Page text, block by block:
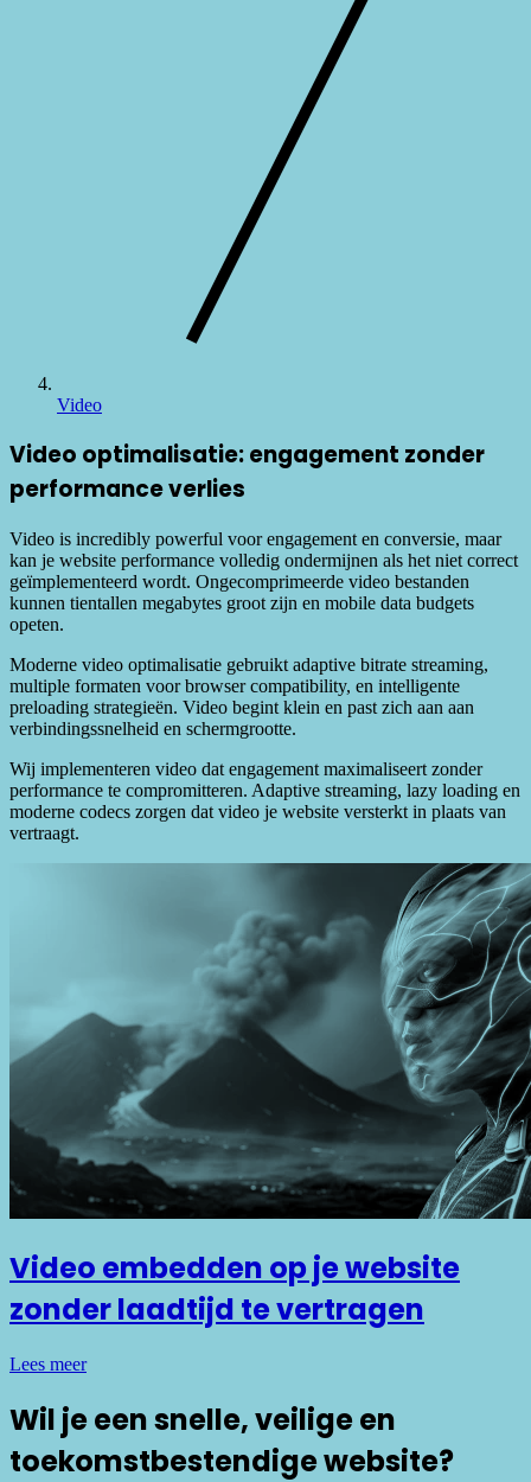
Video
Video optimalisatie: engagement zonder
performance verlies
Video is incredibly powerful voor engagement en conversie, maar
kan je website performance volledig ondermijnen als het niet correct
geïmplementeerd wordt. Ongecomprimeerde video bestanden
kunnen tientallen megabytes groot zijn en mobile data budgets
opeten.
Moderne video optimalisatie gebruikt adaptive bitrate streaming,
multiple formaten voor browser compatibility, en intelligente
preloading strategieën. Video begint klein en past zich aan aan
verbindingssnelheid en schermgrootte.
Wij implementeren video dat engagement maximaliseert zonder
performance te compromitteren. Adaptive streaming, lazy loading en
moderne codecs zorgen dat video je website versterkt in plaats van
vertraagt.
Video embedden op je website
zonder laadtijd te vertragen
Lees meer
Wil je een snelle, veilige en
toekomstbestendige website?